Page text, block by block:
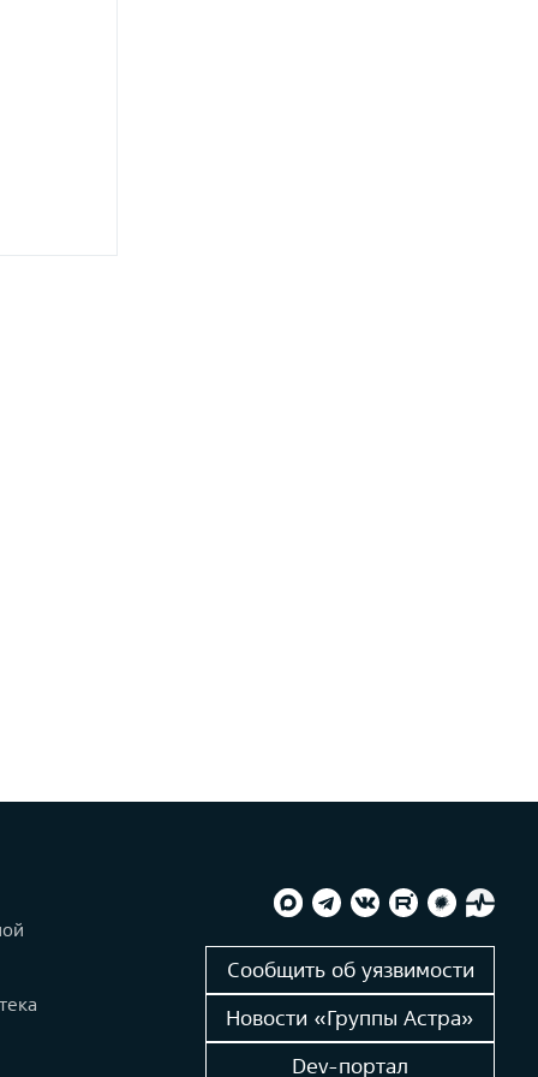
Сообщить об уязвимости
Новости «Группы Астра»
Dev-портал